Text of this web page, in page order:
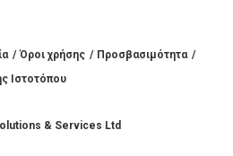
Όροι χρήσης
Προσβασιμότητα
Ιστοτόπου
& Services Ltd